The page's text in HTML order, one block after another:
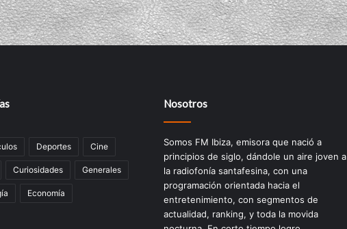
Deportes Cine
Curiosidades Generales
Economía
Nosotros
Somos FM Ibiza, emisora que nació a
principios de siglo, dándole un aire joven a
la radiofonía santafesina, con una
programación orientada hacia el
entretenimiento, con segmentos de
actualidad, ranking, y toda la movida